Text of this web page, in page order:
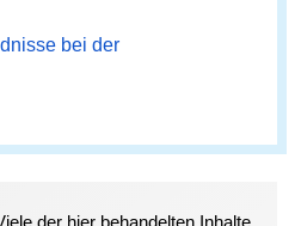
bei der
der hier behandelten Inhalte